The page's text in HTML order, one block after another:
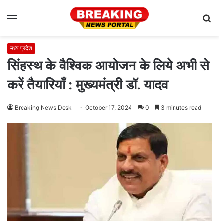
Menu
मध्य प्रदेश
सिंहस्थ के वैश्विक आयोजन के लिये अभी से
करें तैयारियाँ : मुख्यमंत्री डॉ. यादव
Breaking News Desk October 17, 2024 0 3 minutes read